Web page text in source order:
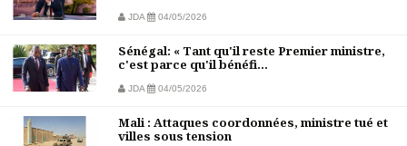
JDA 04/05/2026
Sénégal: « Tant qu'il reste Premier ministre,
c'est parce qu'il bénéfi...
JDA 04/05/2026
Mali : Attaques coordonnées, ministre tué et
villes sous tension